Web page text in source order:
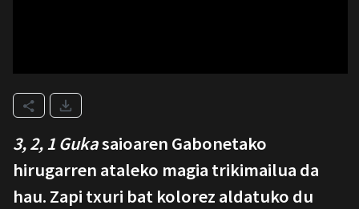
3, 2, 1 Gukasaioaren Gabonetako
hirugarren ataleko magia trikimailua da
hau. Zapi txuri bat kolorez aldatuko du